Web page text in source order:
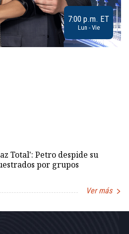
7:00 p.m. ET
Lun - Vie
Total': Petro despide su
por grupos
Ver más